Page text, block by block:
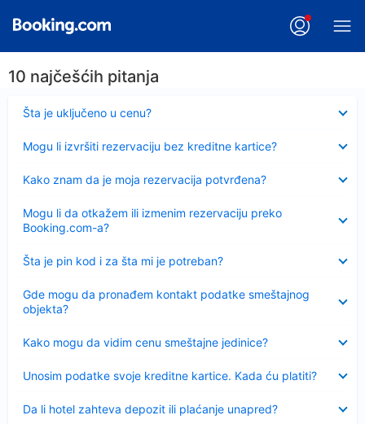
10 najčešćih pitanja
Šta je uključeno u cenu?
Sažeto
Mogu li izvršiti rezervaciju bez kreditne kartice?
Kako znam da je moja rezervacija potvrđena?
Mogu li da otkažem ili izmenim rezervaciju preko
Booking.com-a?
Šta je pin kod i za šta mi je potreban?
Sažeto
Gde mogu da pronađem kontakt podatke smeštajnog
objekta?
Kako mogu da vidim cenu smeštajne jedinice?
Unosim podatke svoje kreditne kartice. Kada ću platiti?
Da li hotel zahteva depozit ili plaćanje unapred?